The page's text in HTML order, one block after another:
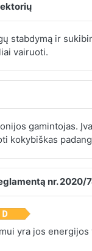
stabdymą ir
vairuoti.
gamintojas.
kokybiškas
nr. 2020/
yra jos